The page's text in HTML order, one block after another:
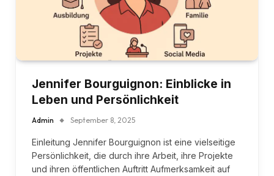
Jennifer Bourguignon: Einblicke in
Leben und Persönlichkeit
Admin September 8, 2025
Einleitung Jennifer Bourguignon ist eine vielseitige
Persönlichkeit, die durch ihre Arbeit, ihre Projekte
und ihren öffentlichen Auftritt Aufmerksamkeit auf